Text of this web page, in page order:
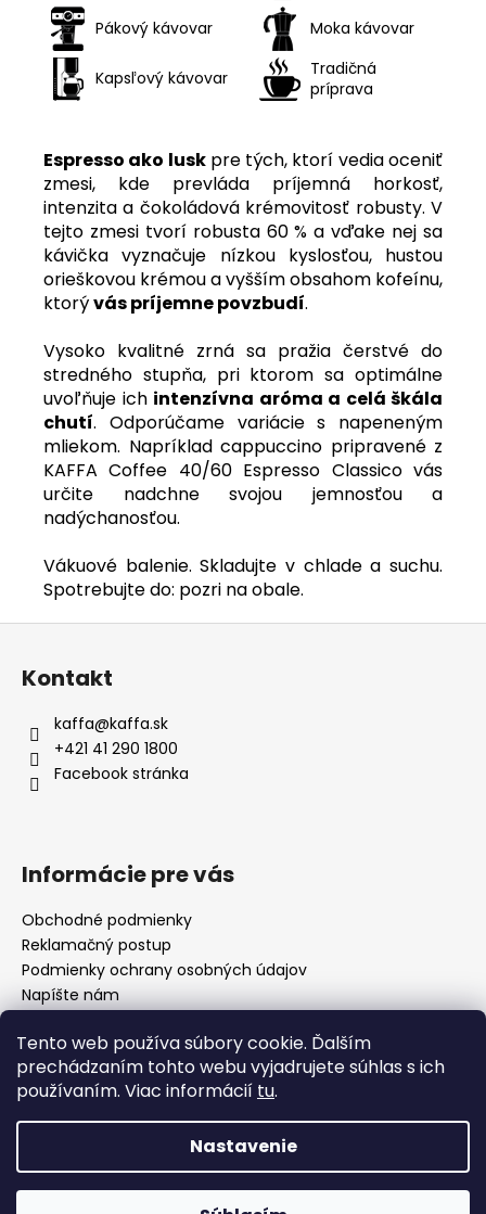
Tento web používa súbory cookie. Ďalším
prechádzaním tohto webu vyjadrujete súhlas s ich
používaním. Viac informácií tu.
Nastavenie
Pákový kávovar Moka kávovar
Kapsľový kávovar
Tradičná
príprava
Espresso ako luskpre tých, ktorí vedia oceniť
zmesi, kde prevláda príjemná horkosť,
intenzita a čokoládová krémovitosť robusty. V
tejto zmesi tvorí robusta 60 % a vďake nej sa
kávička vyznačuje nízkou kyslosťou, hustou
orieškovou krémou a vyšším obsahom kofeínu,
ktorývás príjemne povzbudí.
Vysoko kvalitné zrná sa pražia čerstvé do
stredného stupňa, pri ktorom sa optimálne
uvoľňuje ich intenzívna aróma a celá škála
chutí. Odporúčame variácie s napeneným
mliekom. Napríklad cappuccino pripravené z
KAFFA Coffee 40/60 Espresso Classico vás
určite nadchne svojou jemnosťou a
nadýchanosťou.
Vákuové balenie. Skladujte v chlade a suchu.
Spotrebujte do: pozri na obale.
Z
Kontakt
kaffa@kaffa.sk
+421 41 290 1800
Facebook stránka
Informácie pre vás
Obchodné podmienky
Reklamačný postup
Podmienky ochrany osobných údajov
Napíšte nám